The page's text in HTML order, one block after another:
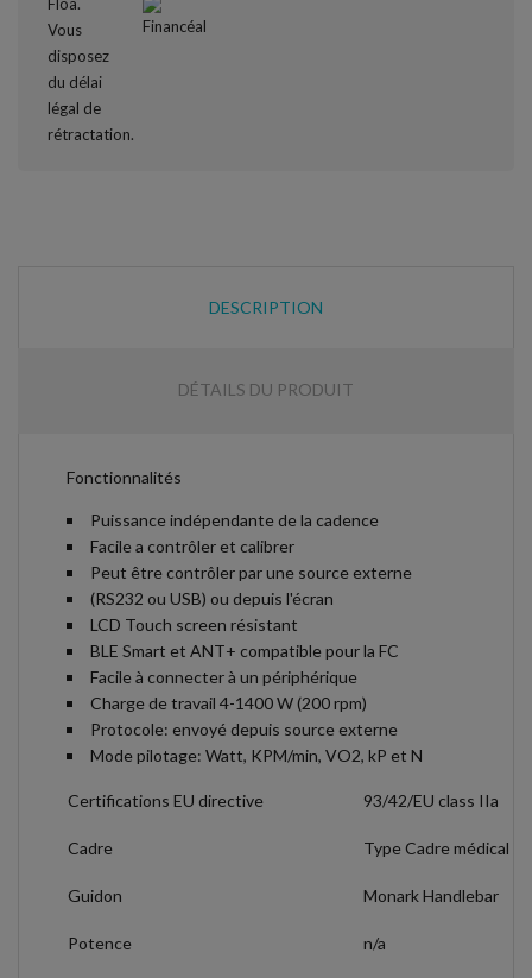
DESCRIPTION
DÉTAILS DU PRODUIT
Fonctionnalités
Puissance indépendante de la cadence
Facile a contrôler et calibrer
Peut être contrôler par une source externe
(RS232 ou USB) ou depuis l'écran
LCD Touch screen résistant
BLE Smart et ANT+ compatible pour la FC
Facile à connecter à un périphérique
Charge de travail 4-1400 W (200 rpm)
Protocole: envoyé depuis source externe
Mode pilotage: Watt, KPM/min, VO2, kP et N
Certifications EU directive 93/42/EU class IIa
Cadre Type Cadre médical
Guidon Monark Handlebar
Potence n/a